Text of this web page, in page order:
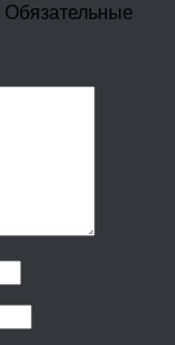
Обязательные